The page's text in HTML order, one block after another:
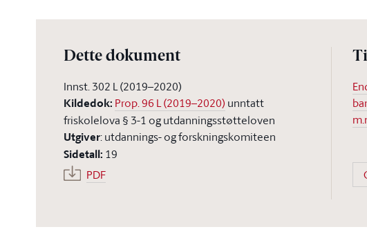
Dette dokument
Innst. 302 L (2019–2020)
Kildedok: Prop. 96 L (2019–2020) unntatt
friskolelova § 3-1 og utdanningsstøtteloven
Utgiver:utdannings- og forskningskomiteen
Sidetall: 19
PDF